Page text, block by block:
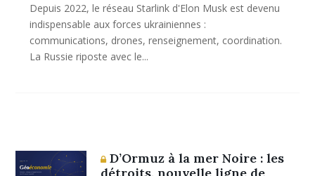
Depuis 2022, le réseau Starlink d'Elon Musk est devenu
indispensable aux forces ukrainiennes :
communications, drones, renseignement, coordination.
La Russie riposte avec le...
D’Ormuz à la mer Noire : les